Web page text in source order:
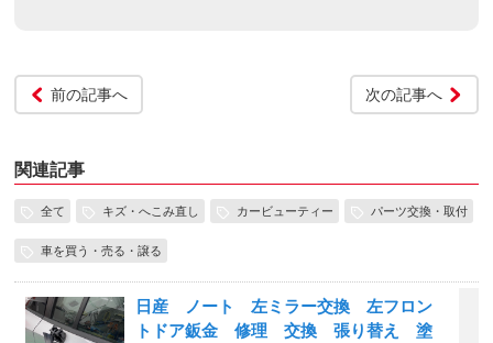
前の記事へ 次の記事へ
関連記事
全て キズ・へこみ直し カービューティー パーツ交換・取付
車を買う・売る・譲る
日産 ノート 左ミラー交換 左フロン
トドア鈑金 修理 交換 張り替え 塗